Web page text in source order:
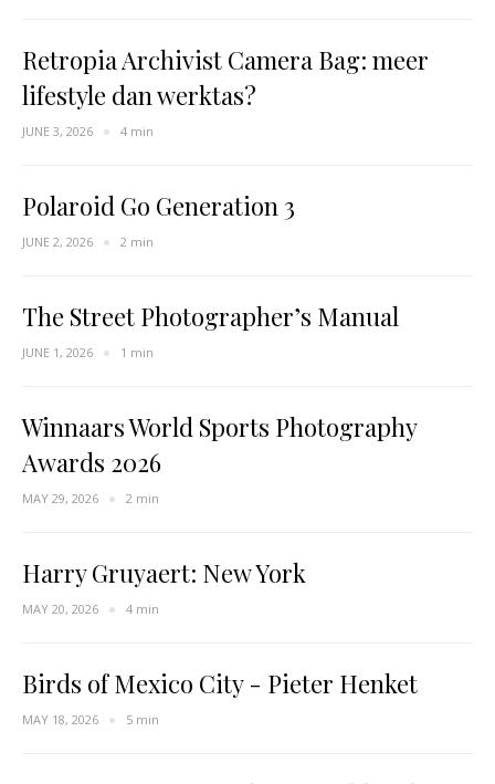
Retropia Archivist Camera Bag: meer
lifestyle dan werktas?
JUNE 3, 2026 4 min
Polaroid Go Generation 3
JUNE 2, 2026 2 min
The Street Photographer’s Manual
JUNE 1, 2026 1 min
Winnaars World Sports Photography
Awards 2026
MAY 29, 2026 2 min
Harry Gruyaert: New York
MAY 20, 2026 4 min
Birds of Mexico City - Pieter Henket
MAY 18, 2026 5 min